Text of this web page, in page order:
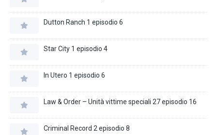
Dutton Ranch 1 episodio 6
Star City 1 episodio 4
In Utero 1 episodio 6
Law & Order – Unità vittime speciali 27 episodio 16
Criminal Record 2 episodio 8